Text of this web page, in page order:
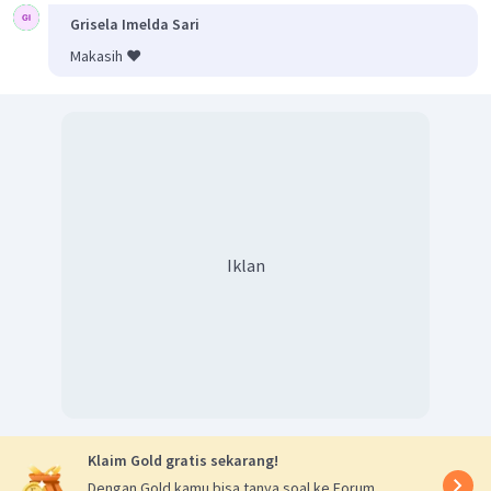
Grisela Imelda Sari
Makasih ❤️
Iklan
Klaim Gold gratis sekarang!